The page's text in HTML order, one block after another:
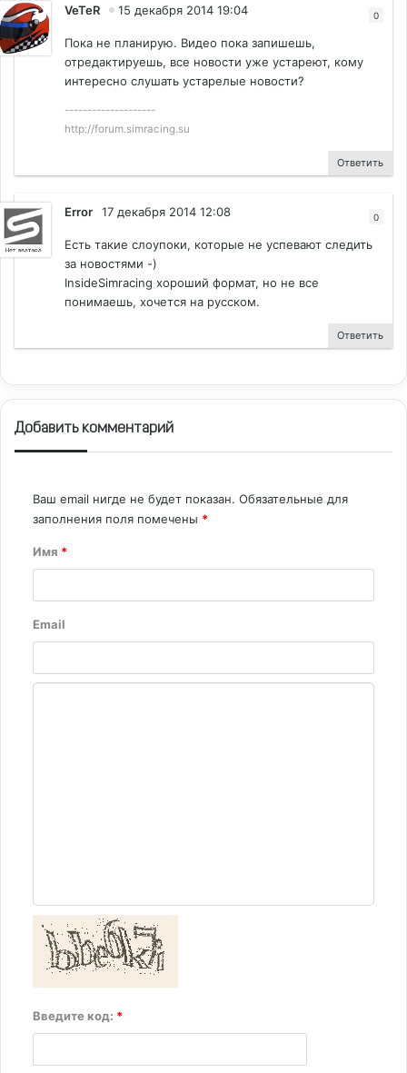
VeTeR 15 декабря 2014 19:04 0
Пока не планирую. Видео пока запишешь,
отредактируешь, все новости уже устареют, кому
интересно слушать устарелые новости?
--------------------
http://forum.simracing.su
Ответить
Error 17 декабря 2014 12:08 0
Есть такие слоупоки, которые не успевают следить
за новостями -)
InsideSimracing хороший формат, но не все
понимаешь, хочется на русском.
Ответить
Добавить комментарий
Ваш email нигде не будет показан. Обязательные для
заполнения поля помечены *
Имя *
Email
Введите код: *